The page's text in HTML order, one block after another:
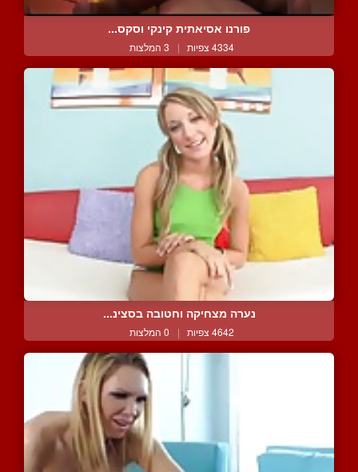
פורנו אסיאתית קינקי וסקס...
4334 צפיות | 3 המלצות
נערה מצחיקה וחטובה בסצינ...
4642 צפיות | 0 המלצות